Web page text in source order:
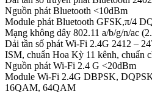
Nguồn phát Bluetooth <10dBm
Module phát Bluetooth GFSK,π/4
Mạng không dây 802.11 a/b/g/n/ac
Dải tần số phát Wi-Fi 2.4G 2412 –
ISM, chuẩn Hoa Kỳ 11 kênh, chuẩn
Nguồn phát Wi-Fi 2.4 G <20dBm
Module Wi-Fi 2.4G DBPSK,
16QAM, 64QAM